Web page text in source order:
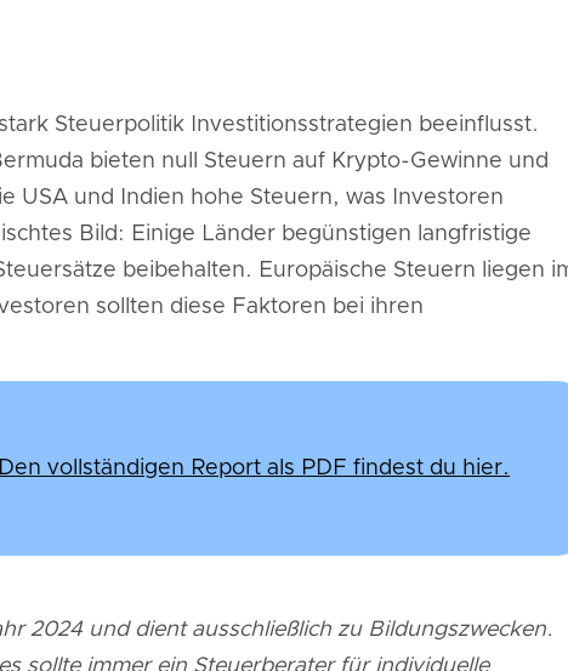
Steuerpolitik Investitionsstrategien beeinflusst.
bieten null Steuern auf Krypto-Gewinne und
USA und Indien hohe Steuern, was Investoren
Bild: Einige Länder begünstigen langfristige
beibehalten. Europäische Steuern liegen
sollten diese Faktoren bei ihren
Den vollständigen Report als PDF findest du hier.
2024 und dient ausschließlich zu Bildungszwecken.
sollte immer ein Steuerberater für individuelle